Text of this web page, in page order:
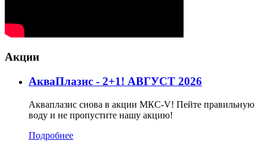
Акции
АкваПлазис - 2+1! АВГУСТ 2026
Акваплазис снова в акции МКС-V! Пейте правильную
воду и не пропустите нашу акцию!
Подробнее